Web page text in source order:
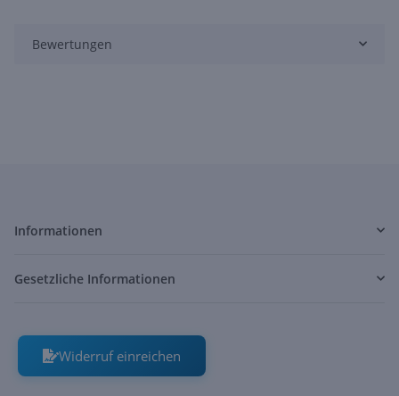
Bewertungen
Informationen
Gesetzliche Informationen
Widerruf einreichen